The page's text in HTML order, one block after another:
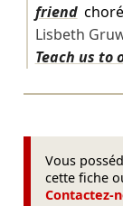
friend
Lisbeth
Teach us to
Vous
cette fiche
Contactez-